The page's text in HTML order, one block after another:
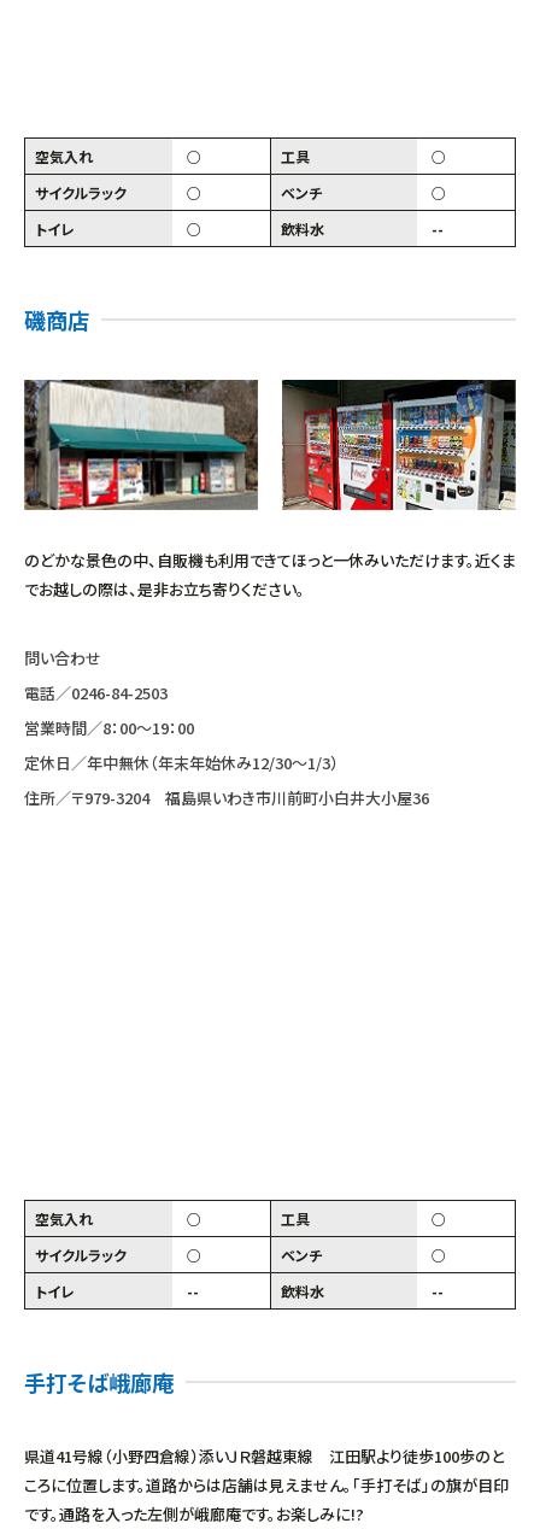
空気入れ ○ 工具
○
サイクルラック
○ ベンチ
○
トイレ
○ 飲料水 --
磯商店
のどかな景色の中、自販機も利用できてほっと一休みいただけます。近くま
でお越しの際は、是非お立ち寄りください。
問い合わせ
電話／0246-84-2503
営業時間／8：00〜19：00
定休日／年中無休（年末年始休み12/30～1/3）
住所／〒979-3204 福島県いわき市川前町小白井大小屋36
空気入れ ○ 工具
○
サイクルラック
○ ベンチ
○
トイレ
-- 飲料水 --
手打そば峨廊庵
県道41号線（小野四倉線）添いＪＲ磐越東線 江田駅より徒歩100歩のと
ころに位置します。道路からは店舗は見えません。「手打そば」の旗が目印
です。通路を入った左側が峨廊庵です。お楽しみに!?